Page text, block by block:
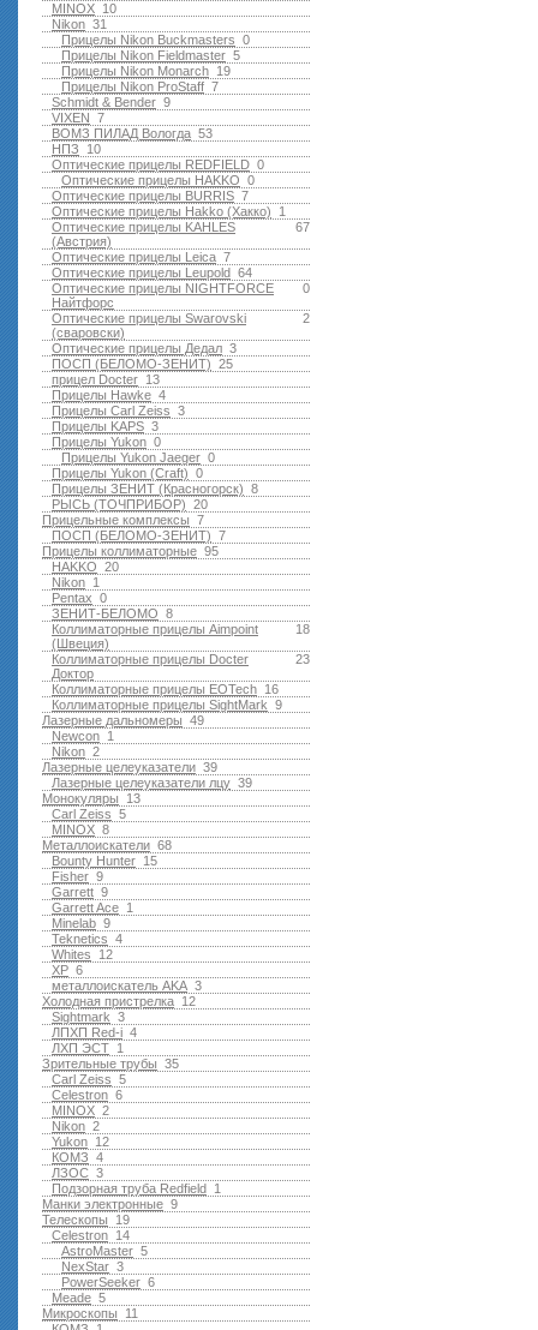
10
MINOX
31
Nikon
0
Прицелы Nikon Buckmasters
5
Прицелы Nikon Fieldmaster
19
Прицелы Nikon Monarch
7
Прицелы Nikon ProStaff
9
Schmidt & Bender
7
VIXEN
53
ВОМЗ ПИЛАД Вологда
10
НПЗ
0
Оптические прицелы REDFIELD
0
Оптические прицелы HAKKO
7
Оптические прицелы BURRIS
1
Оптические прицелы Hakko (Хакко)
67
Оптические прицелы KAHLES
(Австрия)
7
Оптические прицелы Leica
64
Оптические прицелы Leupold
0
Оптические прицелы NIGHTFORCE
Найтфорс
2
Оптические прицелы Swarovski
(сваровски)
3
Оптические прицелы Дедал
25
ПОСП (БЕЛОМО-ЗЕНИТ)
13
прицел Docter
4
Прицелы Hawke
3
Прицелы Carl Zeiss
3
Прицелы KAPS
0
Прицелы Yukon
0
Прицелы Yukon Jaeger
0
Прицелы Yukon (Craft)
8
Прицелы ЗЕНИТ (Красногорск)
20
РЫСЬ (ТОЧПРИБОР)
7
Прицельные комплексы
7
ПОСП (БЕЛОМО-ЗЕНИТ)
95
Прицелы коллиматорные
20
HAKKO
1
Nikon
0
Pentax
8
ЗЕНИТ-БЕЛОМО
18
Коллиматорные прицелы Aimpoint
(Швеция)
23
Коллиматорные прицелы Docter
Доктор
16
Коллиматорные прицелы EOTech
9
Коллиматорные прицелы SightMark
49
Лазерные дальномеры
1
Newcon
2
Nikon
39
Лазерные целеуказатели
39
Лазерные целеуказатели лцу
13
Монокуляры
5
Carl Zeiss
8
MINOX
68
Металлоискатели
15
Bounty Hunter
9
Fisher
9
Garrett
1
Garrett Ace
9
Minelab
4
Teknetics
12
Whites
6
XP
3
металлоискатель AKA
12
Холодная пристрелка
3
Sightmark
4
ЛПХП Red-i
1
ЛХП ЭСТ
35
Зрительные трубы
5
Carl Zeiss
6
Celestron
2
MINOX
2
Nikon
12
Yukon
4
КОМЗ
3
ЛЗОС
1
Подзорная труба Redfield
9
Манки электронные
19
Телескопы
14
Celestron
5
AstroMaster
3
NexStar
6
PowerSeeker
5
Meade
11
Микроскопы